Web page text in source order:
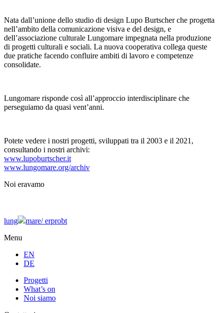
Nata dall’unione dello studio di design Lupo Burtscher che progetta
nell’ambito della comunicazione visiva e del design, e
dell’associazione culturale Lungomare impegnata nella produzione
di progetti culturali e sociali. La nuova cooperativa collega queste
due pratiche facendo confluire ambiti di lavoro e competenze
consolidate.
Lungomare risponde così all’approccio interdisciplinare che
perseguiamo da quasi vent’anni.
Potete vedere i nostri progetti, sviluppati tra il 2003 e il 2021,
consultando i nostri archivi:
www.lupoburtscher.it
www.lungomare.org/archiv
Noi eravamo
lung mare/erprobt
Menu
EN
DE
Progetti
What’s on
Noi siamo